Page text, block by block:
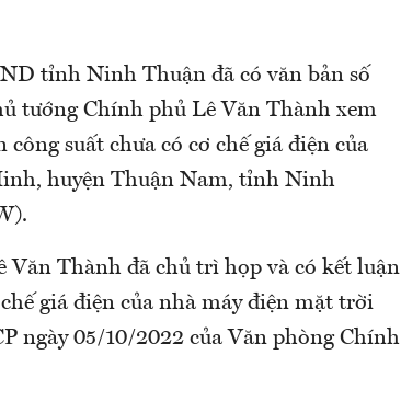
tỉnh Ninh Thuận đã có văn bản số
tướng Chính phủ Lê Văn Thành xem
suất chưa có cơ chế giá điện của
huyện Thuận Nam, tỉnh Ninh
Thành đã chủ trì họp và có kết luận
giá điện của nhà máy điện mặt trời
ngày 05/10/2022 của Văn phòng Chính